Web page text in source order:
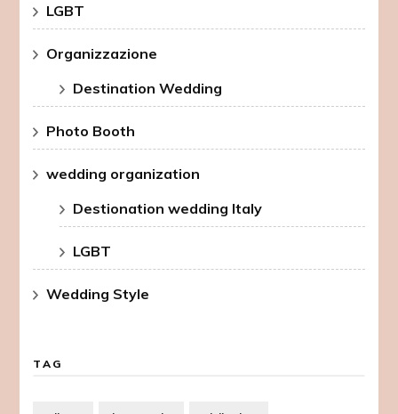
LGBT
Organizzazione
Destination Wedding
Photo Booth
wedding organization
Destionation wedding Italy
LGBT
Wedding Style
TAG